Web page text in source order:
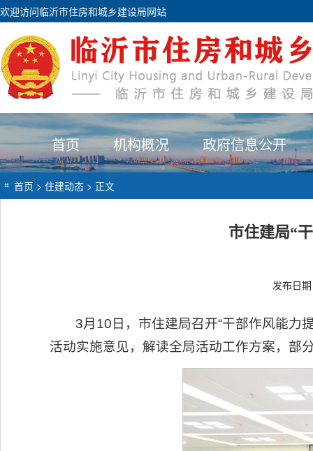
欢迎访问临沂市住房和城乡建设局网站
首页 机构概况 政府信息公开
首页 > 住建动态 > 正文
市住建局“
发布日
3月10日，市住建局召开“干部作风能力
活动实施意见，解读全局活动工作方案，部